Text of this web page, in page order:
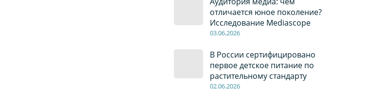
отличается юное поколение?
Исследование Mediascope
03.06.2026
В России сертифицировано
первое детское питание по
растительному стандарту
02.06.2026